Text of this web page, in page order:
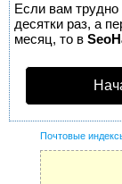
Если вам трудно
десятки раз, а
месяц, то в
Почтовые